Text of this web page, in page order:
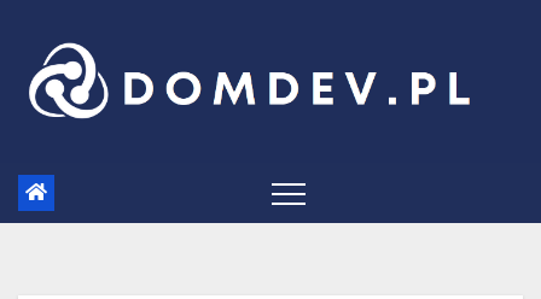
content